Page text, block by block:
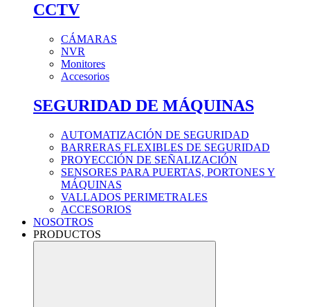
CCTV
CÁMARAS
NVR
Monitores
Accesorios
SEGURIDAD DE MÁQUINAS
AUTOMATIZACIÓN DE SEGURIDAD
BARRERAS FLEXIBLES DE SEGURIDAD
PROYECCIÓN DE SEÑALIZACIÓN
SENSORES PARA PUERTAS, PORTONES Y
MÁQUINAS
VALLADOS PERIMETRALES
ACCESORIOS
NOSOTROS
PRODUCTOS